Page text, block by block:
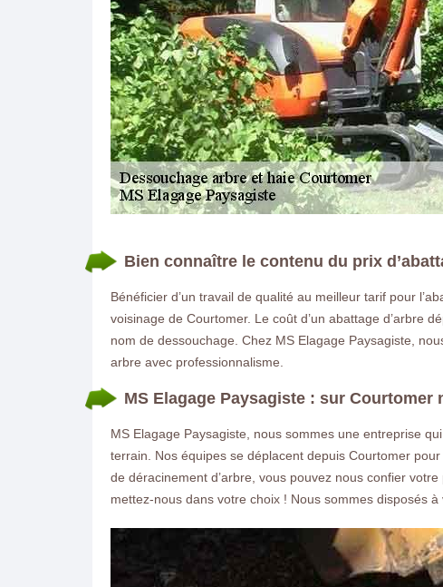
ON VOUS RAPPELLE GRATUITEMENT
Bien connaître le contenu du prix
Bénéficier d’un travail de qualité au meilleur tarif pour
voisinage de Courtomer. Le coût d’un abattage d’arbre
nom de dessouchage. Chez MS Elagage Paysagiste,
arbre avec professionnalisme.
MS Elagage Paysagiste : sur
MS Elagage Paysagiste, nous sommes une entreprise
terrain. Nos équipes se déplacent depuis Courtomer
de déracinement d’arbre, vous pouvez nous confier
mettez-nous dans votre choix ! Nous sommes disposés